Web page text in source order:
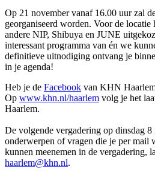
Op 21 november vanaf 16.00 uur zal
georganiseerd worden. Voor de
andere NIP, Shibuya en JUNE
interessant programma van én we
definitieve uitnodiging ontvang je
in je agenda!
Heb je de Facebook van KHN
Op www.khn.nl/haarlem volg je het
Haarlem.
De volgende vergadering op dinsdag
onderwerpen of vragen die je per mail
kunnen meenemen in de vergadering,
haarlem@khn.nl.